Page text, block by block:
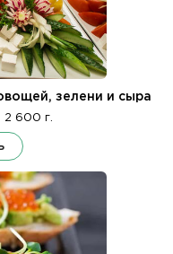
зелени и сыра
2 600 г.